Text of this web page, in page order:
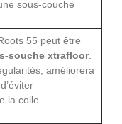
sous-couche
55 peut être
souche xtrafloor.
améliorera
la colle.